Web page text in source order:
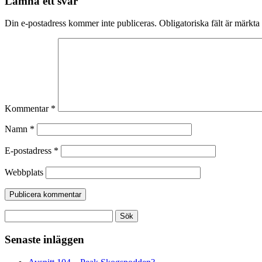
Din e-postadress kommer inte publiceras. Obligatoriska fält är märkta
Kommentar *
Namn *
E-postadress *
Webbplats
efter:
Senaste inläggen